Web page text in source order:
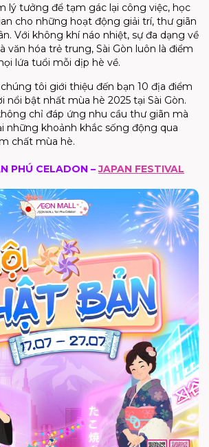
lý tưởng để tạm gác lại công việc, học
cho những hoạt động giải trí, thư giãn
Với không khí náo nhiệt, sự đa dạng về
văn hóa trẻ trung, Sài Gòn luôn là điểm
lứa tuổi mỗi dịp hè về.
tôi giới thiệu đến bạn 10 địa điểm
nổi bật nhất mùa hè 2025 tại Sài Gòn.
chỉ đáp ứng nhu cầu thư giãn mà
những khoảnh khắc sống động qua
chất mùa hè.
PHÚ CELADON –JAPAN FESTIVAL